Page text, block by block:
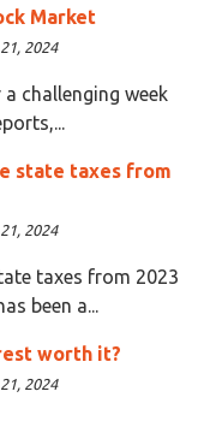
Market
2024
challenging week
state taxes from
2024
taxes from 2023
been a...
worth it?
2024